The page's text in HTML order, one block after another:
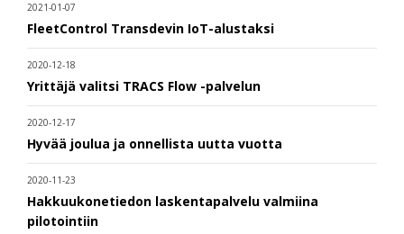
2021-01-07
FleetControl Transdevin IoT-alustaksi
2020-12-18
Yrittäjä valitsi TRACS Flow -palvelun
2020-12-17
Hyvää joulua ja onnellista uutta vuotta
2020-11-23
Hakkuukonetiedon laskentapalvelu valmiina
pilotointiin